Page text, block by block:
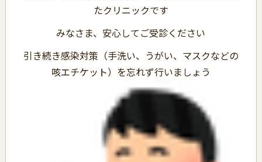
たクリニックです
みなさま、安心してご受診ください
引き続き感染対策（手洗い、うがい、マスクなどの
咳エチケット）を忘れず行いましょう